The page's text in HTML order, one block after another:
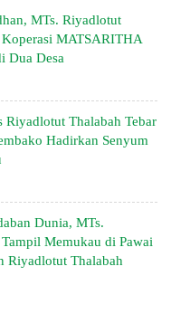
MTs. Riyadlotut
Koperasi MATSARITHA
Dua Desa
Riyadlotut Thalabah Tebar
Hadirkan Senyum
Dunia, MTs.
Memukau di Pawai
Riyadlotut Thalabah